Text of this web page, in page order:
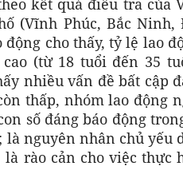
kết quả điều tra
(Vĩnh Phúc, Bắc
cho thấy, tỷ lệ lao
(từ 18 tuổi đến 35
nhiều vấn đề bất
thấp, nhóm lao động
số đáng báo động
nguyên nhân chủ yếu
là rào cản cho việc